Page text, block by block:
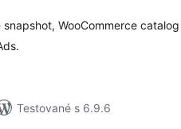
WooCommerce
Testované s 6.9.6